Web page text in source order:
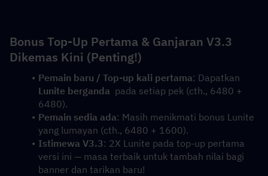
Bonus Top-Up Pertama & Ganjaran V3.3
Dikemas Kini (Penting!)
Pemain baru / Top-up kali pertama
Lunite berganda
  pada setiap pek (cth., 6480 +
6480).
Pemain sedia ada: Masih menikmati bonus Lunite
yang lumayan (cth., 6480 + 1600).
Istimewa V3.3: 2X Lunite pada top-up pertama
versi ini — masa terbaik untuk tambah nilai bagi
banner dan tarikan baru!